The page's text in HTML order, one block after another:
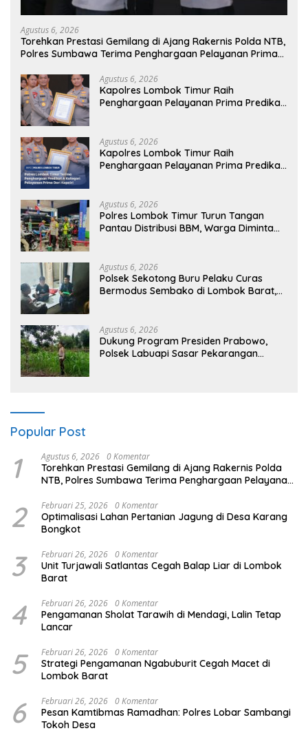
Agustus 6, 2026
Torehkan Prestasi Gemilang di Ajang Rakernis Polda NTB,
Polres Sumbawa Terima Penghargaan Pelayanan Prima
Agustus 6, 2026
Kapolres Lombok Timur Raih
Penghargaan Pelayanan Prima Predikat
Agustus 6, 2026
Kapolres Lombok Timur Raih
Penghargaan Pelayanan Prima Predikat
Agustus 6, 2026
Polres Lombok Timur Turun Tangan
Pantau Distribusi BBM, Warga Diminta
Agustus 6, 2026
Polsek Sekotong Buru Pelaku Curas
Bermodus Sembako di Lombok Barat,
Agustus 6, 2026
Dukung Program Presiden Prabowo,
Polsek Labuapi Sasar Pekarangan
Popular Post
1 Agustus 6, 2026 0 Komentar
Torehkan Prestasi Gemilang di Ajang Rakernis Polda
NTB, Polres Sumbawa Terima Penghargaan Pelayanan
2 Februari 25, 2026 0 Komentar
Optimalisasi Lahan Pertanian Jagung di Desa Karang
Bongkot
3 Februari 26, 2026 0 Komentar
Unit Turjawali Satlantas Cegah Balap Liar di Lombok
Barat
4 Februari 26, 2026 0 Komentar
Pengamanan Sholat Tarawih di Mendagi, Lalin Tetap
Lancar
5 Februari 26, 2026 0 Komentar
Strategi Pengamanan Ngabuburit Cegah Macet di
Lombok Barat
6 Februari 26, 2026 0 Komentar
Pesan Kamtibmas Ramadhan: Polres Lobar Sambangi
Tokoh Desa